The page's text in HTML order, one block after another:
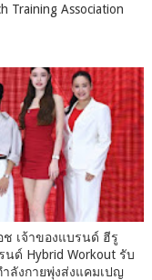
Training Association
อช เจ้าของแบรนด์ ฮีรู
ด์ Hybrid Workout รับ
ลังกายพุ่งส่งแคมเปญ